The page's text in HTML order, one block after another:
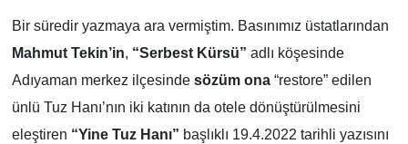
Bir süredir yazmaya ara vermiştim. Basınımız üstatlarından
Mahmut Tekin’in, “Serbest Kürsü” adlı köşesinde
Adıyaman merkez ilçesinde sözüm ona“restore” edilen
ünlü Tuz Hanı’nın iki katının da otele dönüştürülmesini
eleştiren “Yine Tuz Hanı” başlıklı 19.4.2022 tarihli yazısını
Özel Haber
Eğitim